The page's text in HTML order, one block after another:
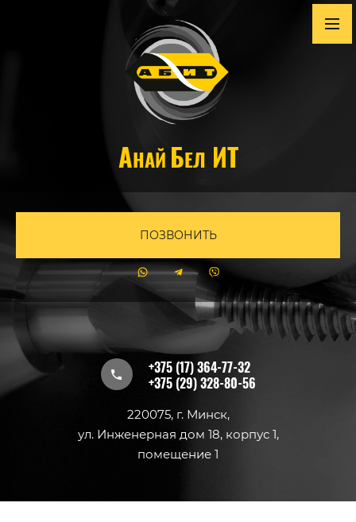
А НАЙ Б ЕЛ ИТ
ПОЗВОНИТЬ
+375 (17) 364-77-32
+375 (29) 328-80-56
220075, г. Минск,
ул. Инженерная дом 18, корпус 1,
помещение 1